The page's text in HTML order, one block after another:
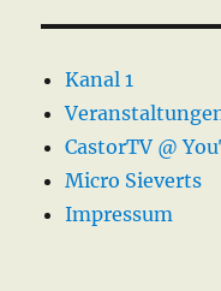
Kanal 1
CastorTV @
Micro Sieverts
Impressum